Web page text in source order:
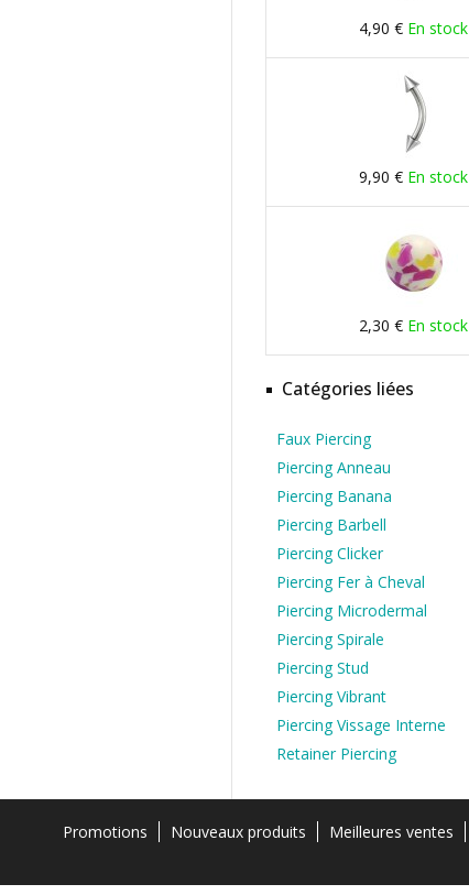
4,90 € En stock
9,90 € En stock
2,30 € En stock
Catégories liées
Faux Piercing
Piercing Anneau
Piercing Banana
Piercing Barbell
Piercing Clicker
Piercing Fer à Cheval
Piercing Microdermal
Piercing Spirale
Piercing Stud
Piercing Vibrant
Piercing Vissage Interne
Retainer Piercing
Promotions Nouveaux produits Meilleures ventes